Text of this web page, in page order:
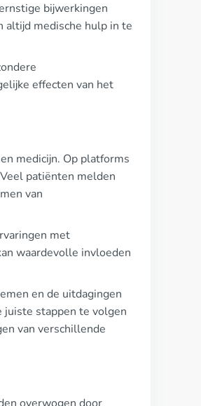
bijwerkingen
altijd medische hulp in te
effecten van het
medicijn. Op platforms
patiënten melden
van
met
waardevolle invloeden
en de uitdagingen
juiste stappen te volgen
van verschillende